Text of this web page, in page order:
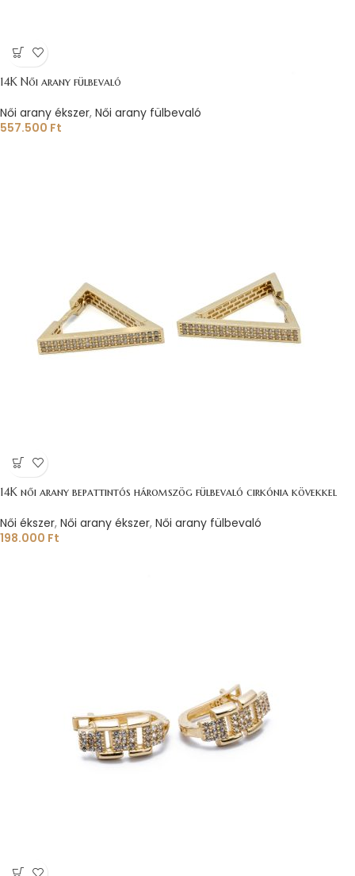
14K Női arany fülbevaló
Női arany ékszer, Női arany fülbevaló
557.500 Ft
14K női arany bepattintós háromszög fülbevaló cirkónia kövekkel
Női ékszer, Női arany ékszer, Női arany fülbevaló
198.000 Ft